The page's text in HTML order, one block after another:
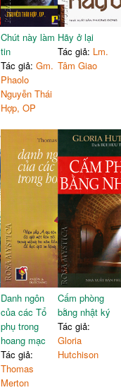
Chút này làm
tin
Tác giả: Gm.
Phaolo
Nguyễn Thái
Hợp, OP
Hãy ở lại
Tác giả: Lm.
Tâm Giao
Danh ngôn
của các Tổ
phụ trong
hoang mạc
Tác giả:
Thomas
Merton
Cấm phòng
bằng nhật ký
Tác giả:
Gloria
Hutchison